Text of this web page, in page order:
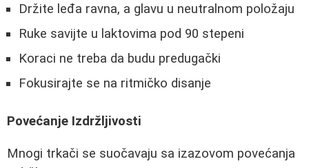
Držite leđa ravna, a glavu u neutralnom položaju
Ruke savijte u laktovima pod 90 stepeni
Koraci ne treba da budu predugački
Fokusirajte se na ritmičko disanje
Povećanje Izdržljivosti
Mnogi trkači se suočavaju sa izazovom povećanja